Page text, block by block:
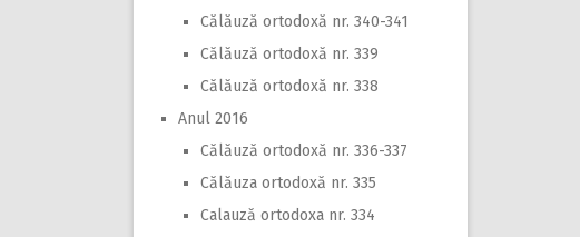
Călăuză ortodoxă nr. 340-341
Călăuză ortodoxă nr. 339
Călăuză ortodoxă nr. 338
Anul 2016
Călăuză ortodoxă nr. 336-337
Călăuza ortodoxă nr. 335
Calauză ortodoxa nr. 334